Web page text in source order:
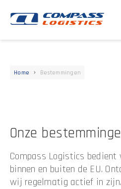
Home Bestemmingen
Onze
Compass Logistics
binnen en buiten de EU.
wij regelmatig actief in zijn.